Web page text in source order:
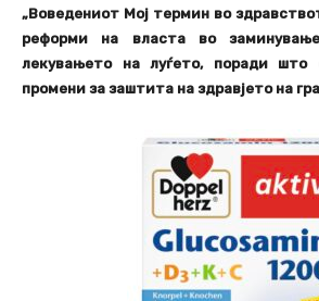
„Воведениот Мој термин во
реформи на власта во
лекувањето на луѓето, поради што
промени за заштита на здравјето на